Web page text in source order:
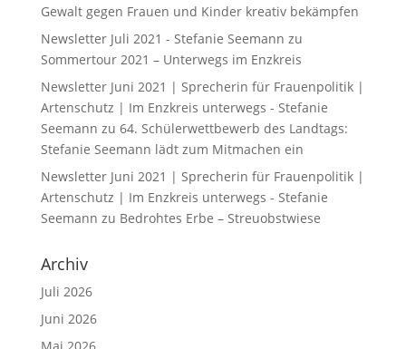
Gewalt gegen Frauen und Kinder kreativ bekämpfen
Newsletter Juli 2021 - Stefanie Seemann zu
Sommertour 2021 – Unterwegs im Enzkreis
Newsletter Juni 2021 | Sprecherin für Frauenpolitik |
Artenschutz | Im Enzkreis unterwegs - Stefanie
Seemann zu 64. Schülerwettbewerb des Landtags:
Stefanie Seemann lädt zum Mitmachen ein
Newsletter Juni 2021 | Sprecherin für Frauenpolitik |
Artenschutz | Im Enzkreis unterwegs - Stefanie
Seemann zu Bedrohtes Erbe – Streuobstwiese
Archiv
Juli 2026
Juni 2026